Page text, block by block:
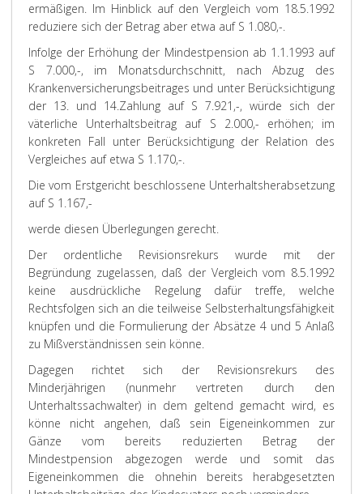
ermäßigen. Im Hinblick auf den Vergleich vom 18.5.1992
reduziere sich der Betrag aber etwa auf S 1.080,-.
Infolge der Erhöhung der Mindestpension ab 1.1.1993 auf
S 7.000,-, im Monatsdurchschnitt, nach Abzug des
Krankenversicherungsbeitrages und unter Berücksichtigung
der 13. und 14.Zahlung auf S 7.921,-, würde sich der
väterliche Unterhaltsbeitrag auf S 2.000,- erhöhen; im
konkreten Fall unter Berücksichtigung der Relation des
Vergleiches auf etwa S 1.170,-.
Die vom Erstgericht beschlossene Unterhaltsherabsetzung
auf S 1.167,-
werde diesen Überlegungen gerecht.
Der ordentliche Revisionsrekurs wurde mit der
Begründung zugelassen, daß der Vergleich vom 8.5.1992
keine ausdrückliche Regelung dafür treffe, welche
Rechtsfolgen sich an die teilweise Selbsterhaltungsfähigkeit
knüpfen und die Formulierung der Absätze 4 und 5 Anlaß
zu Mißverständnissen sein könne.
Dagegen richtet sich der Revisionsrekurs des
Minderjährigen (nunmehr vertreten durch den
Unterhaltssachwalter) in dem geltend gemacht wird, es
könne nicht angehen, daß sein Eigeneinkommen zur
Gänze vom bereits reduzierten Betrag der
Mindestpension abgezogen werde und somit das
Eigeneinkommen die ohnehin bereits herabgesetzten